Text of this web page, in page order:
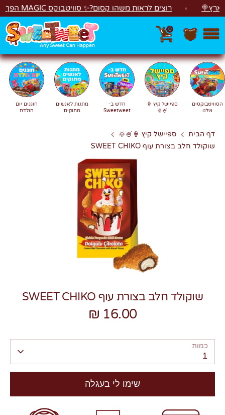
דלג רוצים לראות משהו קסום?✨ סוויטבוקס MAGIC הפך ל"מכונת משחקים"! 🎁🕹️
0
חפשחיפוש
צרו קשר
הסוויטבוקסים
שלנו
ספיישל קיץ 🍦
🍧🌞
חדש ב-
Sweetweet
מתנות לאנשים
מתוקים
חוגגים יום
הולדת
דף הבית
ספיישל קיץ 🍦🍧🌞
שוקולד חלב בצורת עוף SWEET CHIKO
שוקולד חלב בצורת עוף SWEET CHIKO
16.00 ₪
כמות
1
שימו לי בעגלה